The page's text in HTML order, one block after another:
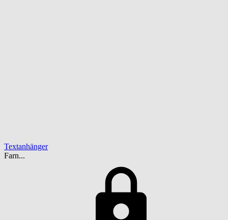
Textanhänger
Farn...